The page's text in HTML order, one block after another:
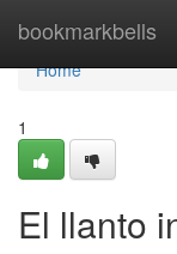
bookmarkbells
Home
Home
1
El llanto